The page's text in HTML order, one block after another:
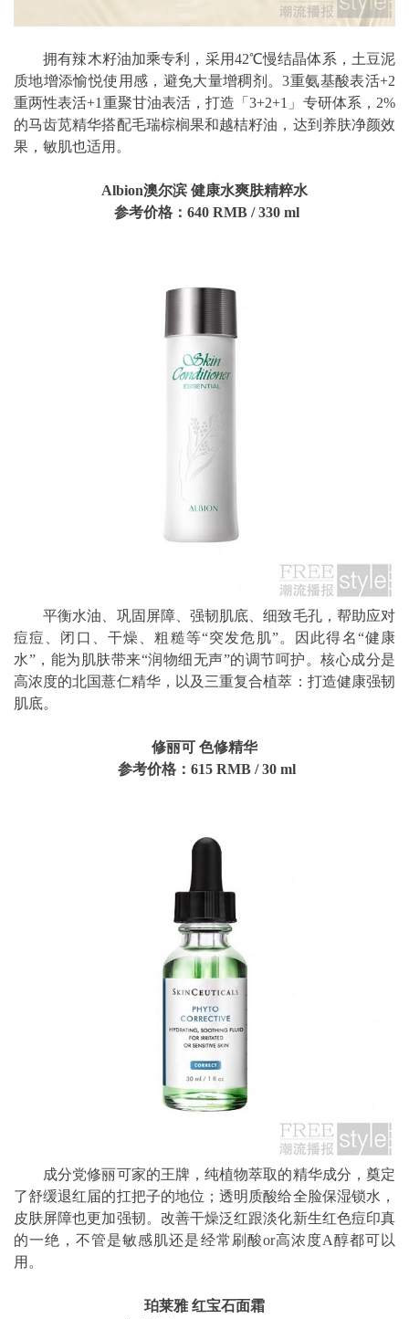
拥有辣木籽油加乘专利，采用42℃慢结晶体系，土豆泥
质地增添愉悦使用感，避免大量增稠剂。3重氨基酸表活+2
重两性表活+1重聚甘油表活，打造「3+2+1」专研体系，2%
的马齿苋精华搭配毛瑞棕榈果和越桔籽油，达到养肤净颜效
果，敏肌也适用。
Albion澳尔滨 健康水爽肤精粹水
参考价格：640 RMB /330 ml
平衡水油、巩固屏障、强韧肌底、细致毛孔，帮助应对
痘痘、闭口、干燥、粗糙等“突发危肌”。因此得名“健康
水”，能为肌肤带来“润物细无声”的调节呵护。核心成分是
高浓度的北国薏仁精华，以及三重复合植萃：打造健康强韧
肌底。
修丽可 色修精华
参考价格：615 RMB /30 ml
成分党修丽可家的王牌，纯植物萃取的精华成分，奠定
了舒缓退红届的扛把子的地位；透明质酸给全脸保湿锁水，
皮肤屏障也更加强韧。改善干燥泛红跟淡化新生红色痘印真
的一绝，不管是敏感肌还是经常刷酸or高浓度A醇都可以
用。
珀莱雅 红宝石面霜